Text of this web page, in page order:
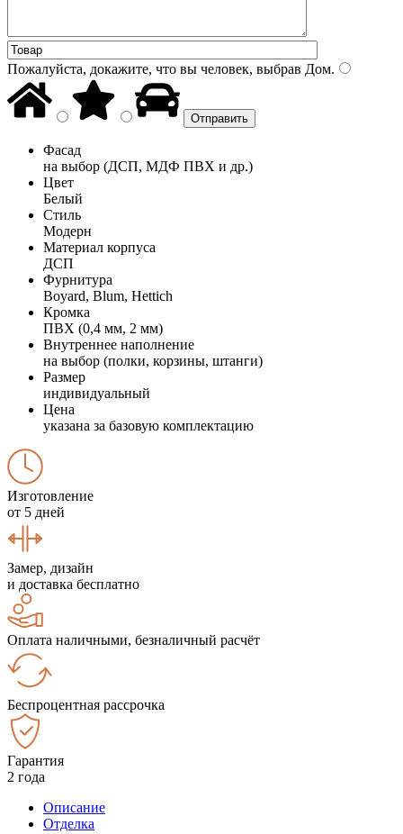
Пожалуйста, докажите, что вы человек, выбрав Дом.
Фасад
на выбор (ДСП, МДФ ПВХ и др.)
Цвет
Белый
Стиль
Модерн
Материал корпуса
ДСП
Фурнитура
Boyard, Blum, Hettich
Кромка
ПВХ (0,4 мм, 2 мм)
Внутреннее наполнение
на выбор (полки, корзины, штанги)
Размер
индивидуальный
Цена
указана за базовую комплектацию
Изготовление
от 5 дней
Замер, дизайн
и доставка бесплатно
Оплата наличными, безналичный расчёт
Беспроцентная рассрочка
Гарантия
2 года
Описание
Отделка